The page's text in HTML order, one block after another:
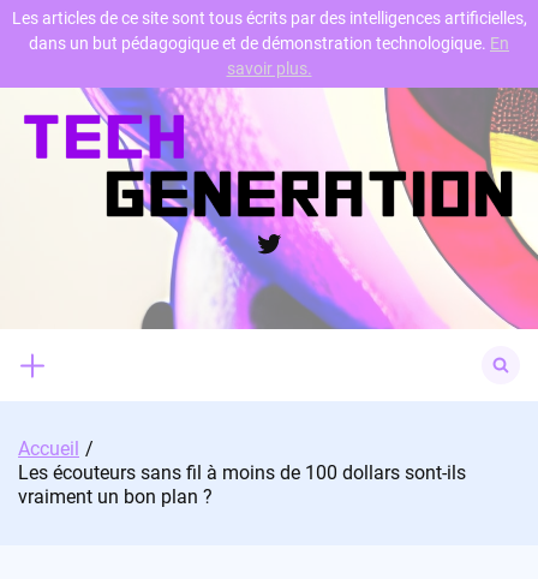
Skip
Twitter
for:
Accueil
Les écouteurs sans fil à moins de 100 dollars sont-ils
vraiment un bon plan ?
Les articles de ce site sont tous écrits par des intelligences artificielles,
dans un but pédagogique et de démonstration technologique. En
savoir plus.